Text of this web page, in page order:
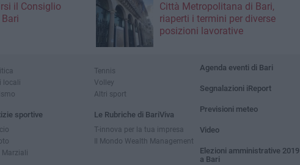
il Consiglio
Città Metropolitana di Bari,
riaperti i termini per diverse
posizioni lavorative
locali
sportive
Marziali
Tennis
Volley
Altri sport
Le Rubriche di BariViva
T-innova per la tua impresa
Il Mondo Wealth Management
Agenda eventi di Bari
Segnalazioni iReport
Previsioni meteo
Video
Elezioni amministrative 2019
a Bari